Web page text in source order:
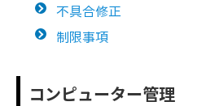
不具合修正
制限事項
コンピューター管理